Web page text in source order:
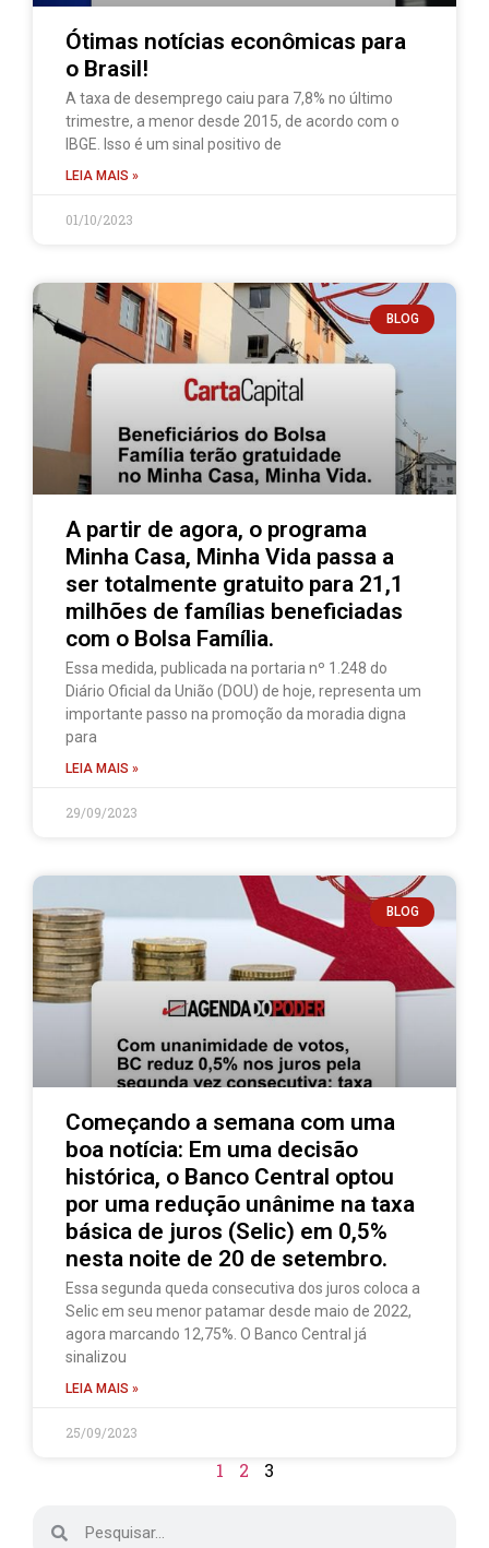
Ótimas notícias econômicas para
o Brasil!
A taxa de desemprego caiu para 7,8% no último
trimestre, a menor desde 2015, de acordo com o
IBGE. Isso é um sinal positivo de
LEIA MAIS »
01/10/2023
BLOG
A partir de agora, o programa
Minha Casa, Minha Vida passa a
ser totalmente gratuito para 21,1
milhões de famílias beneficiadas
com o Bolsa Família.
Essa medida, publicada na portaria nº 1.248 do
Diário Oficial da União (DOU) de hoje, representa um
importante passo na promoção da moradia digna
para
LEIA MAIS »
29/09/2023
BLOG
Começando a semana com uma
boa notícia: Em uma decisão
histórica, o Banco Central optou
por uma redução unânime na taxa
básica de juros (Selic) em 0,5%
nesta noite de 20 de setembro.
Essa segunda queda consecutiva dos juros coloca a
Selic em seu menor patamar desde maio de 2022,
agora marcando 12,75%. O Banco Central já
sinalizou
LEIA MAIS »
25/09/2023
1 2 3